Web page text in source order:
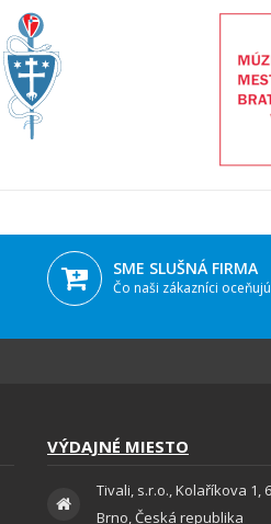
SME SLUŠNÁ FIRMA
Čo naši zákazníci oceňujú
VÝDAJNÉ MIESTO
Tivali, s.r.o., Kolaříkova 1,
Brno, Česká republika